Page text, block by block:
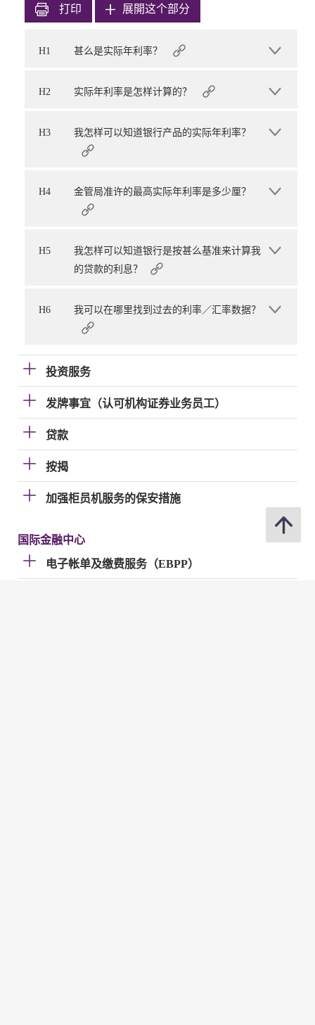
打印 展開这个部分
H1 甚么是实际年利率？
H2 实际年利率是怎样计算的？
H3 我怎样可以知道银行产品的实际年利率？
H4 金管局准许的最高实际年利率是多少厘？
H5
我怎样可以知道银行是按甚么基准来计算我
的贷款的利息？
H6 我可以在哪里找到过去的利率／汇率数据？
投资服务
发牌事宜（认可机构证券业务员工）
贷款
按揭
加强柜员机服务的保安措施
国际金融中心
电子帐单及缴费服务（EBPP）